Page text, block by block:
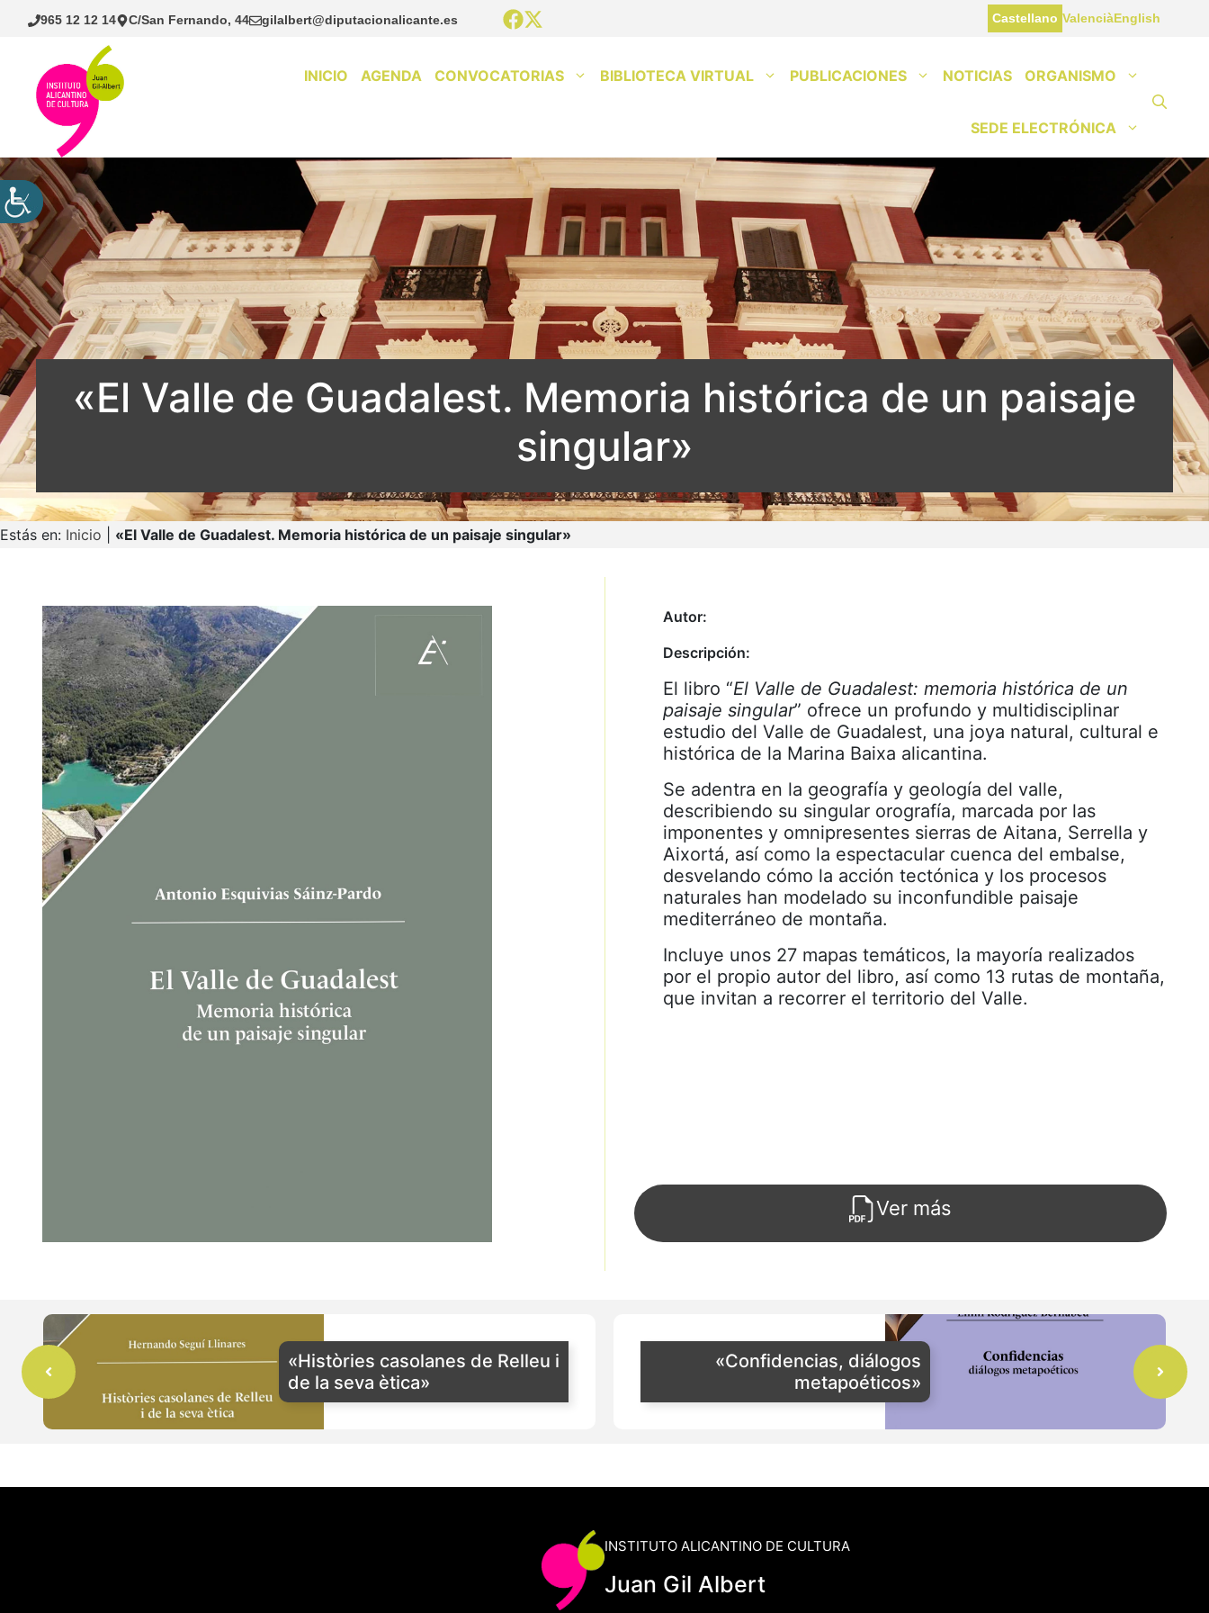
Saltar
965 12 12 14 C/San Fernando, 44 gilalbert@diputacionalicante.es Castellano ValenciàEnglish
INICIO AGENDA CONVOCATORIAS BIBLIOTECA VIRTUAL PUBLICACIONES NOTICIAS ORGANISMO
SEDE ELECTRÓNICA
«El Valle de Guadalest. Memoria histórica de un paisaje
singular»
Estás en: Inicio «El Valle de Guadalest. Memoria histórica de un paisaje singular»
Autor:
Descripción:
El libro “El Valle de Guadalest: memoria histórica de un
paisaje singular” ofrece un profundo y multidisciplinar
estudio del Valle de Guadalest, una joya natural, cultural e
histórica de la Marina Baixa alicantina.
Se adentra en la geografía y geología del valle,
describiendo su singular orografía, marcada por las
imponentes y omnipresentes sierras de Aitana, Serrella y
Aixortá, así como la espectacular cuenca del embalse,
desvelando cómo la acción tectónica y los procesos
naturales han modelado su inconfundible paisaje
mediterráneo de montaña.
Incluye unos 27 mapas temáticos, la mayoría realizados
por el propio autor del libro, así como 13 rutas de montaña,
que invitan a recorrer el territorio del Valle.
Ver más
«Històries casolanes de Relleu i
de la seva ètica»
«Confidencias, diálogos
metapoéticos»
INSTITUTO ALICANTINO DE CULTURA
Juan Gil Albert